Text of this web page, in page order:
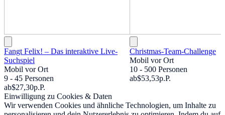
Fangt Felix! – Das interaktive Live-
Suchspiel
Mobil vor Ort
9 - 45 Personen
ab$27,30p.P.
Christmas-Team-Challenge
Mobil vor Ort
10 - 500 Personen
ab$53,53p.P.
Einwilligung zu Cookies & Daten
Wir verwenden Cookies und ähnliche Technologien, um Inhalte zu